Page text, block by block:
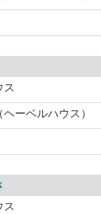
ス
ーベルハウス）
ス